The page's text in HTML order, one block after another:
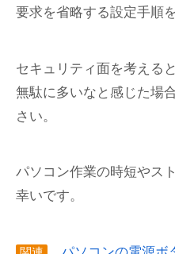
要求を省略する設定手順
セキュリティ面を考える
無駄に多いなと感じた場
さい。
パソコン作業の時短やス
幸いです。